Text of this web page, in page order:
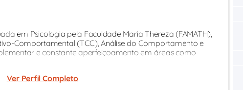
em Psicologia pela Faculdade Maria Thereza (FAMATH),
Comportamental (TCC), Análise do Comportamento e
e constante aperfeiçoamento em áreas como
Ver Perfil Completo